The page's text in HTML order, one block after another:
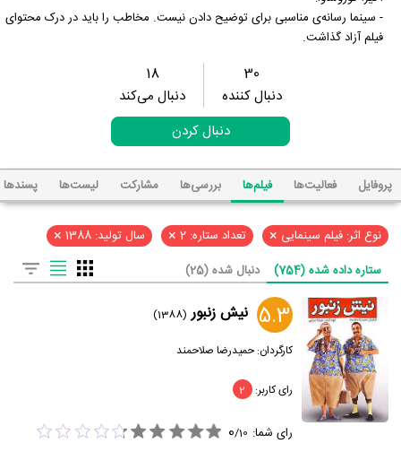
- سینما رسانه‌ی مناسبی برای توضیح دادن نیست. مخاطب را باید در درک محتوای
فیلم آزاد گذاشت.
30
دنبال کننده
18
دنبال می‌کند
دنبال کردن
پروفایل فعالیت‌ها فیلم‌ها بررسی‌ها مشارکت لیست‌ها پسند‌ها
نوع اثر: فیلم سینمایی × تعداد ستاره: 2 × سال تولید: 1388 ×
ستاره داده شده (754) دنبال شده (25)
5.3 نیش زنبور (1388)
کارگردان:حمیدرضا صلاحمند
رای کاربر: 2
رای شما: 0/10